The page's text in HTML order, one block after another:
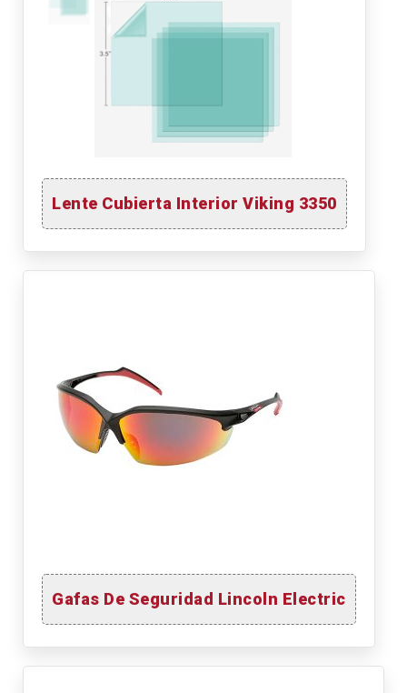
Lente Cubierta Interior Viking 3350
Gafas De Seguridad Lincoln Electric